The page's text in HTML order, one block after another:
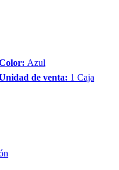
Azul
de venta: 1 Caja